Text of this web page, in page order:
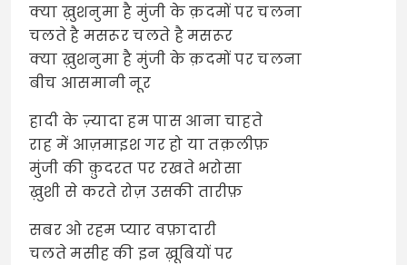
क्या ख़ुशनुमा है मुंजी के क़दमों पर चलना
चलते है मसरूर चलते है मसरूर
क्या ख़ुशनुमा है मुंजी के क़दमों पर चलना
बीच आसमानी नूर
हादी के ज़्यादा हम पास आना चाहते
राह में आज़माइश गर हो या तक़लीफ़
मुंजी की क़ुदरत पर रखते भरोसा
ख़ुशी से करते रोज़ उसकी तारीफ़
सबर ओ रहम प्यार वफ़ादारी
चलते मसीह की इन ख़ूबियों पर